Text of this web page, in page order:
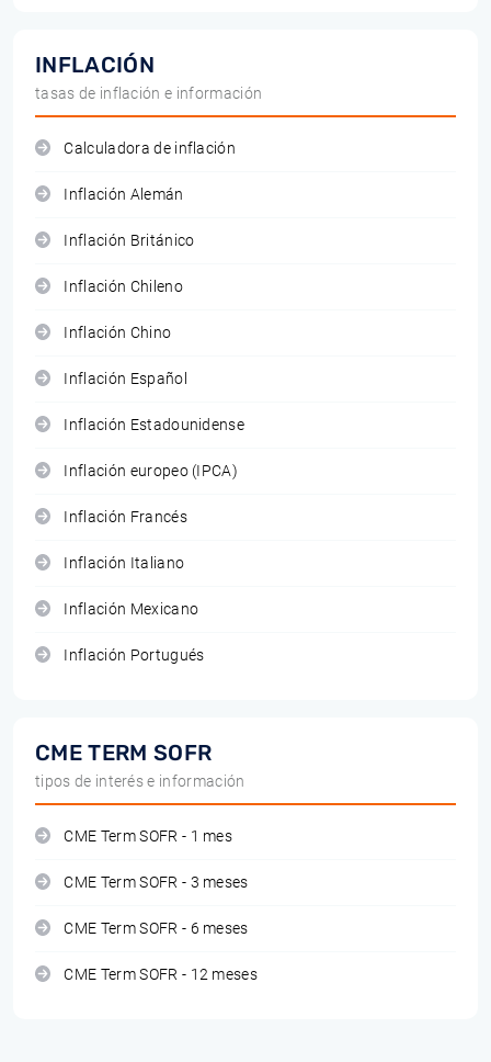
INFLACIÓN
tasas de inflación e información
Calculadora de inflación
Inflación Alemán
Inflación Británico
Inflación Chileno
Inflación Chino
Inflación Español
Inflación Estadounidense
Inflación europeo (IPCA)
Inflación Francés
Inflación Italiano
Inflación Mexicano
Inflación Portugués
CME TERM SOFR
tipos de interés e información
CME Term SOFR - 1 mes
CME Term SOFR - 3 meses
CME Term SOFR - 6 meses
CME Term SOFR - 12 meses